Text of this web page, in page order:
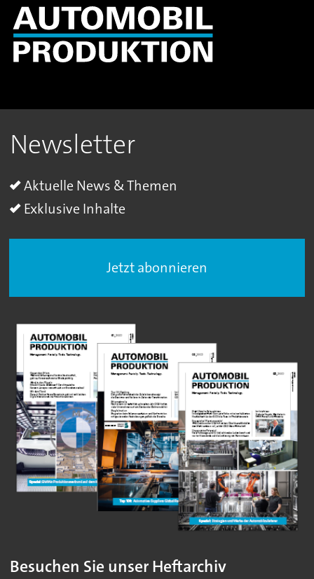
Newsletter
Aktuelle News & Themen
Exklusive Inhalte
Jetzt abonnieren
Besuchen Sie unser Heftarchiv